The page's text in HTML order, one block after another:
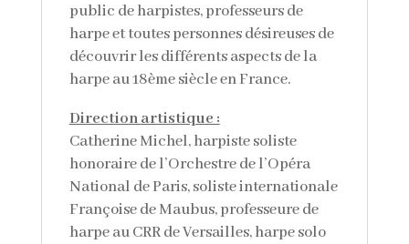
public de harpistes, professeurs de
harpe et toutes personnes désireuses de
découvrir les différents aspects de la
harpe au 18ème siècle en France.
Direction artistique :
Catherine Michel, harpiste soliste
honoraire de l’Orchestre de l’Opéra
National de Paris, soliste internationale
Françoise de Maubus, professeure de
harpe au CRR de Versailles, harpe solo